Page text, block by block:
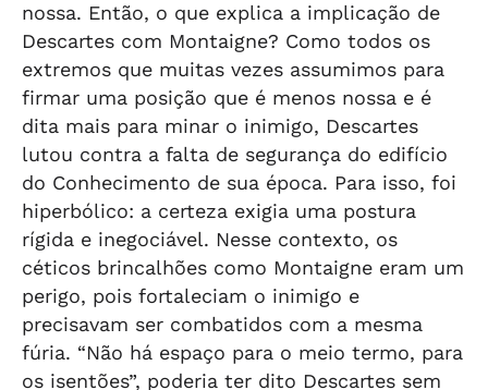
nossa. Então, o que explica a implicação de
Descartes com Montaigne? Como todos os
extremos que muitas vezes assumimos para
firmar uma posição que é menos nossa e é
dita mais para minar o inimigo, Descartes
lutou contra a falta de segurança do edifício
do Conhecimento de sua época. Para isso, foi
hiperbólico: a certeza exigia uma postura
rígida e inegociável. Nesse contexto, os
céticos brincalhões como Montaigne eram um
perigo, pois fortaleciam o inimigo e
precisavam ser combatidos com a mesma
fúria. “Não há espaço para o meio termo, para
os isentões”, poderia ter dito Descartes sem